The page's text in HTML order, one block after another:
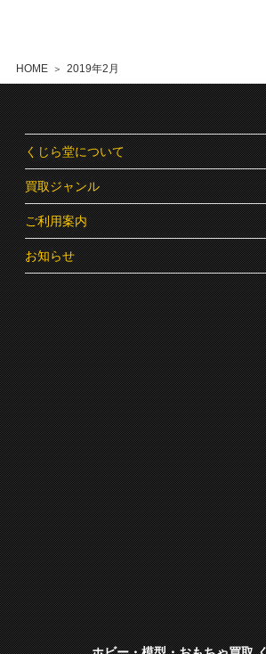
HOME 2019年2月
くじら堂について
買取ジャンル
ご利用案内
お知らせ